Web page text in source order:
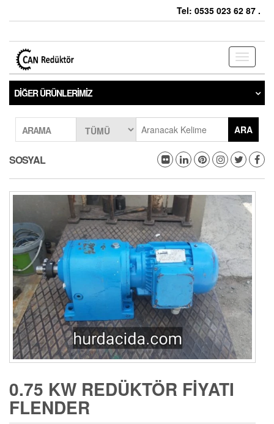
Tel: 0535 023 62 87 .
Toggle
DIĞER ÜRÜNLERIMIZ
ARAMA ARA
SOSYAL
0.75 KW REDÜKTÖR FIYATI
FLENDER